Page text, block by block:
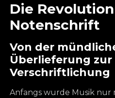
Die
Notenschrift
Von der
Überlieferung zur
Verschriftlichung
Anfangs wurde Musik